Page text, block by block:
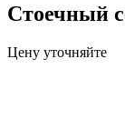
Стоечный
Цену уточняйте